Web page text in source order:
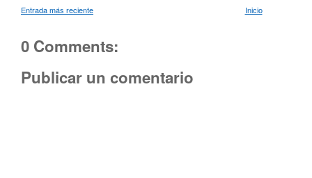
Entrada más reciente Inicio
0 Comments:
Publicar un comentario